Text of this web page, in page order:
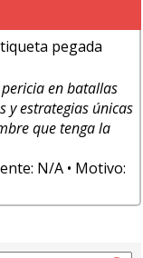
en batallas
y estrategias únicas
que tenga la
N/A • Motivo: